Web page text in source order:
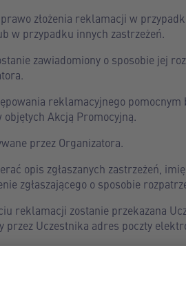
złożenia reklamacji w
w przypadku innych zastrzeżeń.
zawiadomiony o sposobie jej
reklamacyjnego
Akcją Promocyjną.
przez Organizatora.
opis zgłaszanych zastrzeżeń,
zgłaszającego o sposobie
reklamacji zostanie przekazana
przez Uczestnika adres poczty
Uczestnika związane z
Kodeksu Cywilnego o